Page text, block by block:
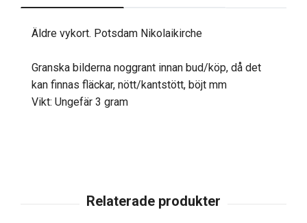
Äldre vykort. Potsdam Nikolaikirche
Granska bilderna noggrant innan bud/köp, då det
kan finnas fläckar, nött/kantstött, böjt mm
Vikt: Ungefär 3 gram